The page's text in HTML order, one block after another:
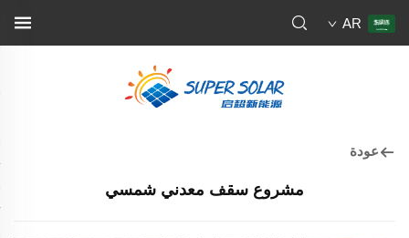
AR
عودة
مشروع سقف معدني شمسي